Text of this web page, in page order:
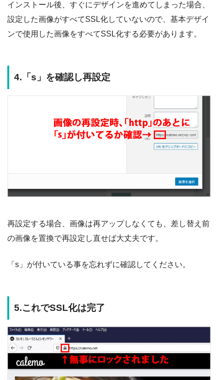
インストール後、すぐにデザインを進めてしまった場合、
設定した画像がすべてSSL化していないので、基本デザイ
ンで使用した画像をすべてSSL化する必要があります。
4.「s」を確認し再設定
再設定する場合、画像は再アップしなくても、差し替え前
の画像を置換で再設定し直せば大丈夫です。
「s」が付いている事を忘れずに確認してください。
5.これでSSL化は完了